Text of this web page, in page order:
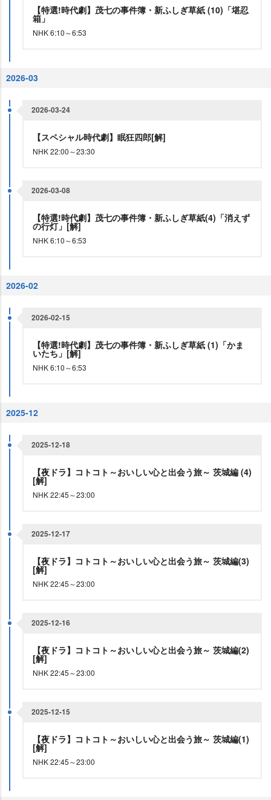
【特選!時代劇】茂七の事件簿・新ふしぎ草紙 (10)「堪忍
箱」
NHK 6:10～6:53
2026-03
2026-03-24
【スペシャル時代劇】眠狂四郎[解]
NHK 22:00～23:30
2026-03-08
【特選!時代劇】茂七の事件簿・新ふしぎ草紙(4)「消えず
の行灯」[解]
NHK 6:10～6:53
2026-02
2026-02-15
【特選!時代劇】茂七の事件簿・新ふしぎ草紙 (1)「かま
いたち」[解]
NHK 6:10～6:53
2025-12
2025-12-18
【夜ドラ】コトコト～おいしい心と出会う旅～ 茨城編 (4)
[解]
NHK 22:45～23:00
2025-12-17
【夜ドラ】コトコト～おいしい心と出会う旅～ 茨城編(3)
[解]
NHK 22:45～23:00
2025-12-16
【夜ドラ】コトコト～おいしい心と出会う旅～ 茨城編(2)
[解]
NHK 22:45～23:00
2025-12-15
【夜ドラ】コトコト～おいしい心と出会う旅～ 茨城編(1)
[解]
NHK 22:45～23:00